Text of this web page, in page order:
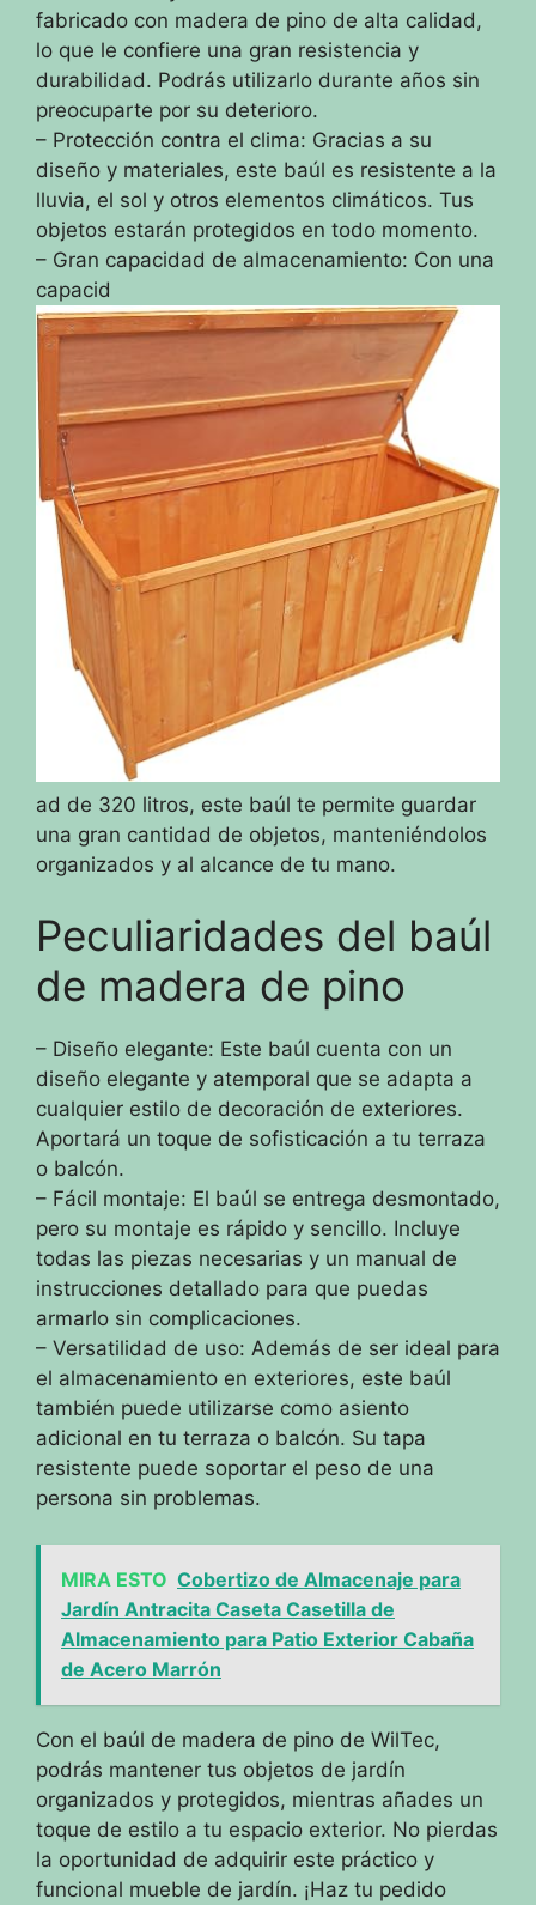
fabricado con madera de pino de alta calidad,
lo que le confiere una gran resistencia y
durabilidad. Podrás utilizarlo durante años sin
preocuparte por su deterioro.
– Protección contra el clima: Gracias a su
diseño y materiales, este baúl es resistente a la
lluvia, el sol y otros elementos climáticos. Tus
objetos estarán protegidos en todo momento.
– Gran capacidad de almacenamiento: Con una
capacid
ad de 320 litros, este baúl te permite guardar
una gran cantidad de objetos, manteniéndolos
organizados y al alcance de tu mano.
Peculiaridades del baúl
de madera de pino
– Diseño elegante: Este baúl cuenta con un
diseño elegante y atemporal que se adapta a
cualquier estilo de decoración de exteriores.
Aportará un toque de sofisticación a tu terraza
o balcón.
– Fácil montaje: El baúl se entrega desmontado,
pero su montaje es rápido y sencillo. Incluye
todas las piezas necesarias y un manual de
instrucciones detallado para que puedas
armarlo sin complicaciones.
– Versatilidad de uso: Además de ser ideal para
el almacenamiento en exteriores, este baúl
también puede utilizarse como asiento
adicional en tu terraza o balcón. Su tapa
resistente puede soportar el peso de una
persona sin problemas.
MIRA ESTO Cobertizo de Almacenaje para
Jardín Antracita Caseta Casetilla de
Almacenamiento para Patio Exterior Cabaña
de Acero Marrón
Con el baúl de madera de pino de WilTec,
podrás mantener tus objetos de jardín
organizados y protegidos, mientras añades un
toque de estilo a tu espacio exterior. No pierdas
la oportunidad de adquirir este práctico y
funcional mueble de jardín. ¡Haz tu pedido